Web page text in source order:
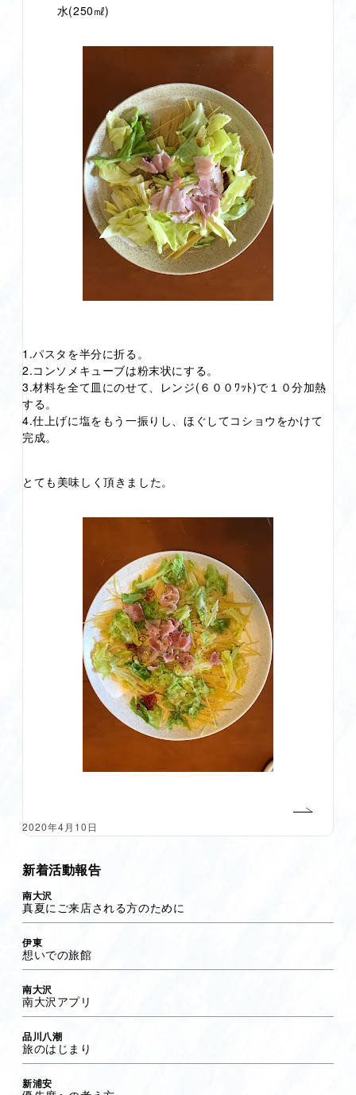
水(250㎖)
1.パスタを半分に折る。
2.コンソメキューブは粉末状にする。
3.材料を全て皿にのせて、レンジ(６００ﾜｯﾄ)で１０分加熱
する。
4.仕上げに塩をもう一振りし、ほぐしてコショウをかけて
完成。
とても美味しく頂きました。
2020年4月10日
新着活動報告
南大沢
真夏にご来店される方のために
伊東
想いでの旅館
南大沢
南大沢アプリ
品川八潮
旅のはじまり
新浦安